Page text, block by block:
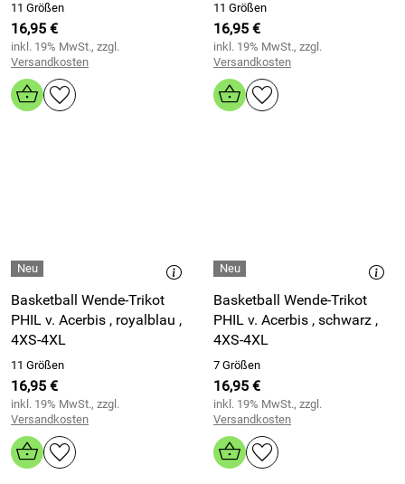
11 Größen
16,95 €
inkl. 19% MwSt., zzgl.
Versandkosten
11 Größen
16,95 €
inkl. 19% MwSt., zzgl.
Versandkosten
Basketball Wende-Trikot
PHIL v. Acerbis , royalblau ,
4XS-4XL
11 Größen
16,95 €
inkl. 19% MwSt., zzgl.
Versandkosten
Basketball Wende-Trikot
PHIL v. Acerbis , schwarz ,
4XS-4XL
7 Größen
16,95 €
inkl. 19% MwSt., zzgl.
Versandkosten